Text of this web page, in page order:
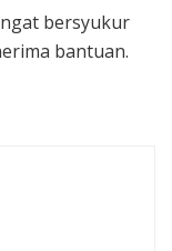
bersyukur
bantuan.